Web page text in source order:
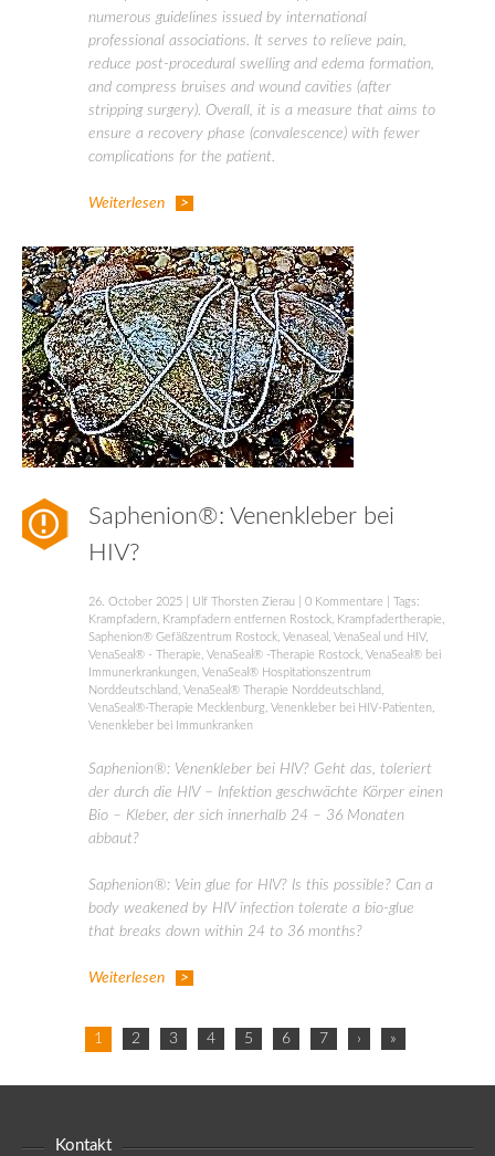
numerous guidelines issued by international
professional associations. It serves to relieve pain,
reduce post-procedural swelling and edema formation,
and compress bruises and wound cavities (after
stripping surgery). Overall, it is a measure that aims to
ensure a recovery phase (convalescence) with fewer
complications for the patient.
Weiterlesen
Saphenion®: Venenkleber bei
HIV?
26. October 2025 Ulf Thorsten Zierau 0 Kommentare | Tags:
Krampfadern
Krampfadern entfernen Rostock Krampfadertherapie
Saphenion® Gefäßzentrum Rostock Venaseal VenaSeal und HIV,
VenaSeal® - Therapie VenaSeal® -Therapie Rostock VenaSeal® bei
Immunerkrankungen VenaSeal® Hospitationszentrum
Norddeutschland
VenaSeal® Therapie Norddeutschland
VenaSeal®-Therapie Mecklenburg Venenkleber bei HIV-Patienten
Venenkleber bei Immunkranken
Saphenion®: Venenkleber bei HIV? Geht das, toleriert
der durch die HIV – Infektion geschwächte Körper einen
Bio – Kleber, der sich innerhalb 24 – 36 Monaten
abbaut?
Saphenion®: Vein glue for HIV? Is this possible? Can a
body weakened by HIV infection tolerate a bio-glue
that breaks down within 24 to 36 months?
Weiterlesen
1 2 3 4 5 6 7 › »
Kontakt